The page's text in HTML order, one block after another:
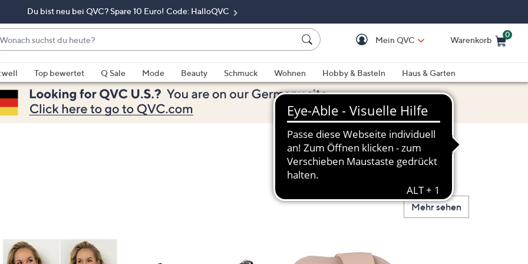
Du bist neu bei QVC? Spare 10 Euro! Code: HalloQVC
Mein QVC Warenkorb
0
Top bewertet Q Sale Mode Beauty Schmuck Wohnen Hobby & Basteln
Haus & Garten
Mehr sehen